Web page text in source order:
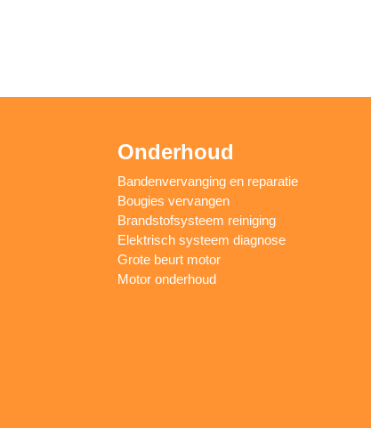
Onderhoud
Bandenvervanging en reparatie
Bougies vervangen
Brandstofsysteem reiniging
Elektrisch systeem diagnose
Grote beurt motor
Motor onderhoud